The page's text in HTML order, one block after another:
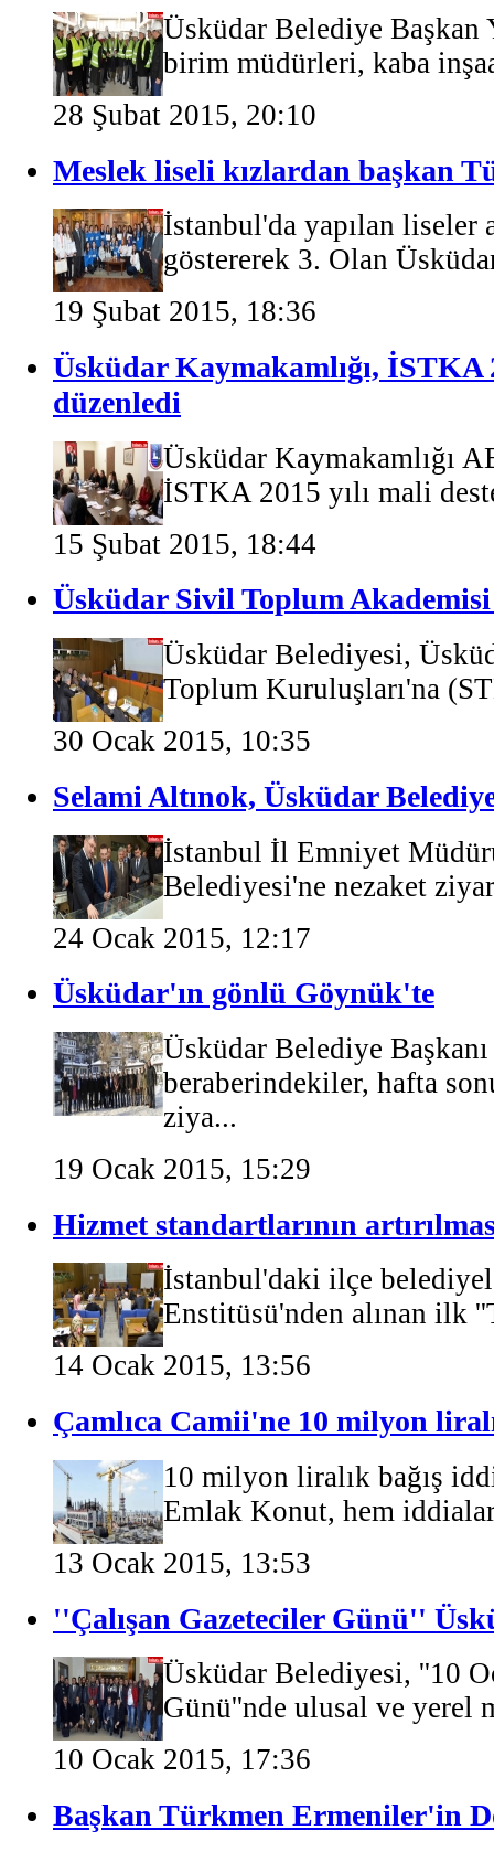
Üsküdar Belediye Başkan
birim müdürleri, kaba
28 Şubat 2015, 20:10
Meslek liseli kızlardan başkan
İstanbul'da yapılan liseler
göstererek 3. Olan
19 Şubat 2015, 18:36
Üsküdar Kaymakamlığı, İSTKA
düzenledi
Üsküdar Kaymakamlığı
İSTKA 2015 yılı mali
15 Şubat 2015, 18:44
Üsküdar Sivil Toplum
Üsküdar Belediyesi,
Toplum Kuruluşları'na
30 Ocak 2015, 10:35
Selami Altınok, Üsküdar
İstanbul İl Emniyet
Belediyesi'ne nezaket
24 Ocak 2015, 12:17
Üsküdar'ın gönlü Göynük'te
Üsküdar Belediye
beraberindekiler, hafta
ziya...
19 Ocak 2015, 15:29
Hizmet standartlarının
İstanbul'daki ilçe
Enstitüsü'nden alınan ilk
14 Ocak 2015, 13:56
Çamlıca Camii'ne 10 milyon
10 milyon liralık bağış
Emlak Konut, hem
13 Ocak 2015, 13:53
''Çalışan Gazeteciler Günü''
Üsküdar Belediyesi, ''10
Günü''nde ulusal ve yerel
10 Ocak 2015, 17:36
Başkan Türkmen Ermeniler'in